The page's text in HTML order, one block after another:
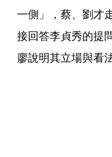
一側」，蔡、劉才
接回答李貞秀的提
廖說明其立場與看法